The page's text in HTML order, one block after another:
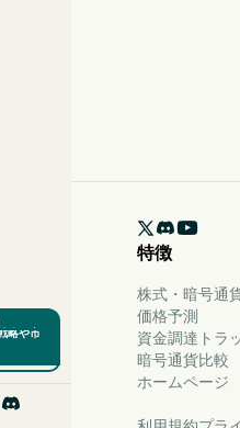

特徴
株式・暗号通
価格予測
資金調達トラ
暗号通貨比較
ホームページ